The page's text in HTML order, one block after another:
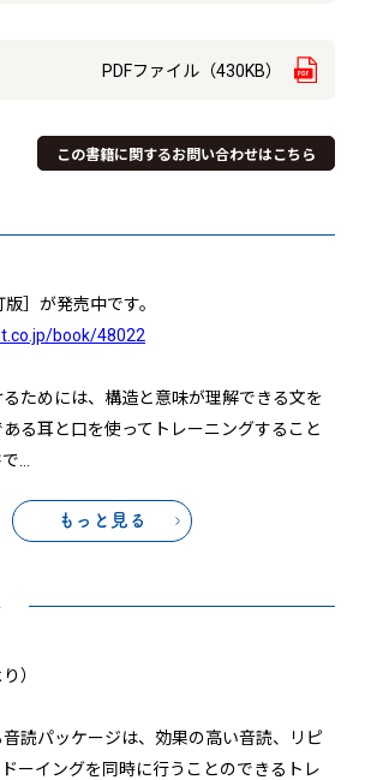
PDFファイル（430KB）
この書籍に関するお問い合わせはこちら
版］が発売中です。
book/48022
ためには、構造と意味が理解できる文を
る耳と口を使ってトレーニングすること
もっと見る
）
読パッケージは、効果の高い音読、リピ
ーイングを同時に行うことのできるトレ